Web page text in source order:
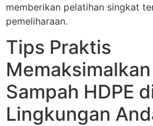
memberikan pelatihan singkat
pemeliharaan.
Tips Praktis
Sampah HDPE
Lingkungan